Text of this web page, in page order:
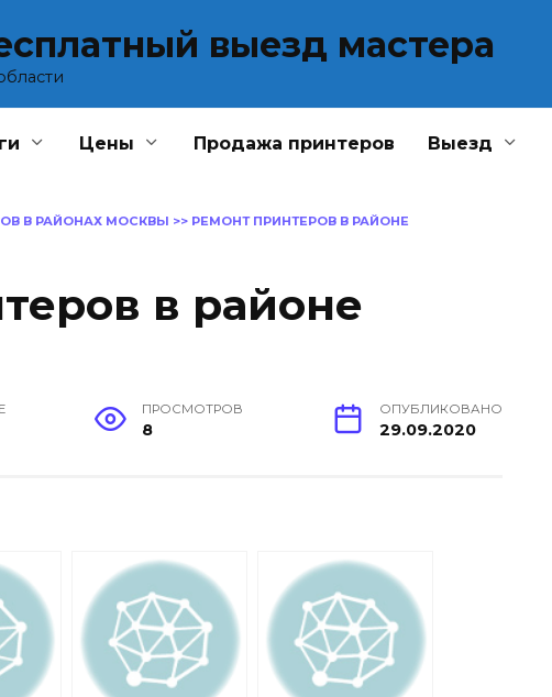
выезд мастера
Цены Продажа принтеров Выезд
В РАЙОНАХ МОСКВЫ >> РЕМОНТ ПРИНТЕРОВ В РАЙОНЕ
в районе
ПРОСМОТРОВ
8
ОПУБЛИКОВАНО
29.09.2020